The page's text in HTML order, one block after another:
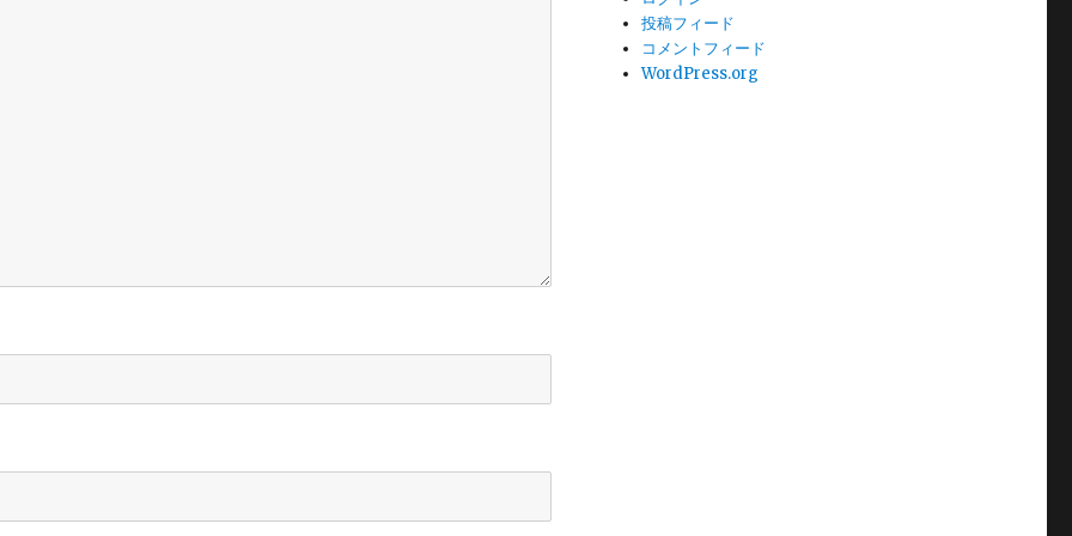
投稿フィード
コメントフィード
WordPress.org